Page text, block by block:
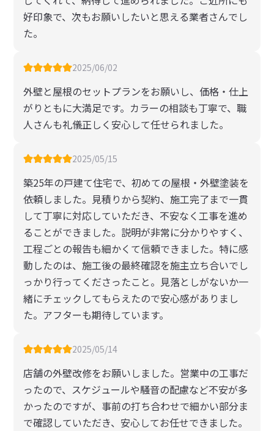
好印象で、次もお願いしたいと思える業者さんでし
た。
2025/06/02
外壁と屋根のセットプランをお願いし、価格・仕上
がりともに大満足です。カラーの相談も丁寧で、職
人さんも礼儀正しく安心して任せられました。
2025/05/15
築25年の戸建て住宅で、初めての屋根・外壁塗装を
依頼しました。見積りから契約、施工完了まで一貫
して丁寧に対応していただき、不安なく工事を進め
ることができました。説明が非常に分かりやすく、
工程ごとの報告も細かくて信頼できました。特に感
動したのは、施工後の最終確認を施主立ち合いでし
っかり行ってくださったこと。見落としがないか一
緒にチェックしてもらえたので安心感がありまし
た。アフターも期待しています。
2025/05/14
店舗の外壁改修をお願いしました。営業中の工事だ
ったので、スケジュールや騒音の配慮など不安が多
かったのですが、事前の打ち合わせで細かい部分ま
で確認していただき、安心してお任せできました。